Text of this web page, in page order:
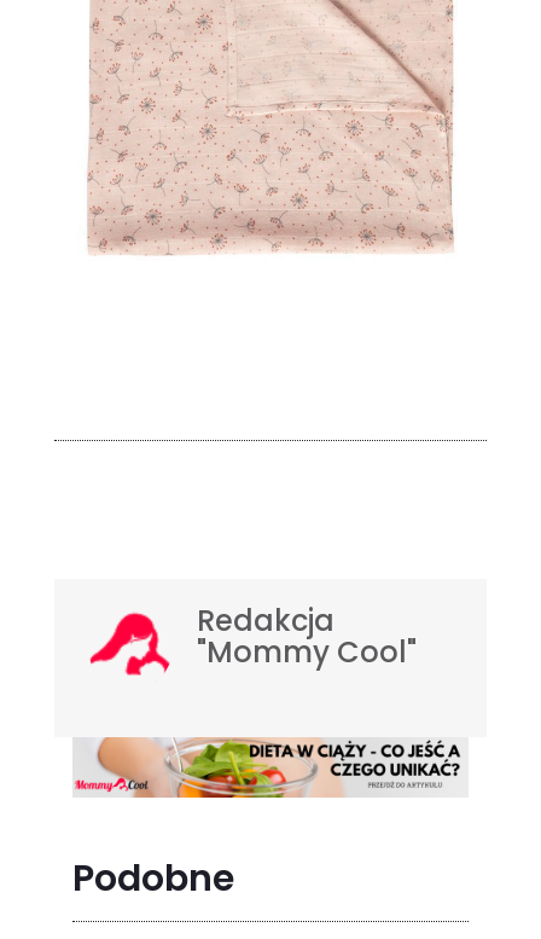
Redakcja
"Mommy Cool"
Podobne